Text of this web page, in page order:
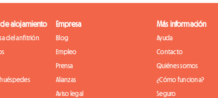
de alojamiento
del anfitrión
Empresa
Blog
Empleo
Prensa
Alianzas
Aviso legal
Más información
Ayuda
Contacto
Quiénes somos
¿Cómo funciona?
Seguro